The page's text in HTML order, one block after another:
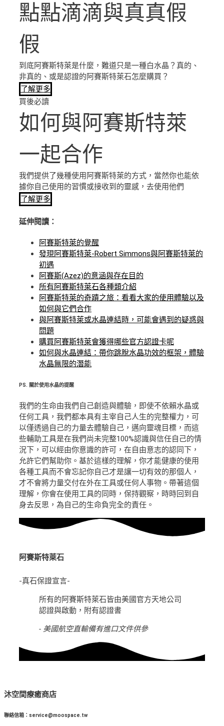
點點滴滴與真真假
假
到底阿賽斯特萊是什麼，難道只是一種白水晶？真的、
非真的、或是認證的阿賽斯特萊石怎麼購買？
了解更多
買後必讀
如何與阿賽斯特萊
一起合作
我們提供了幾種使用阿賽斯特萊的方式，當然你也能依
據你自己使用的習慣或接收到的靈感，去使用他們
了解更多
延伸閱讀：
阿賽斯特萊的覺醒
發現阿賽斯特萊-Robert Simmons與阿賽斯特萊的
初遇
阿賽斯(Azez)的意涵與存在目的
所有阿賽斯特萊石各種類介紹
阿賽斯特萊的奇蹟之旅：看看大家的使用體驗以及
如何與它們合作
與阿賽斯特萊或水晶連結時，可能會遇到的疑惑與
問題
購買阿賽斯特萊會獲得哪些官方認證卡呢
如何與水晶連結：帶你跳脫水晶功效的框架，體驗
水晶無限的潛能
PS. 關於使用水晶的提醒
我們的生命由我們自己創造與體驗，即使不依賴水晶或
任何工具，我們都本具有主宰自己人生的完整權力，可
以僅透過自己的力量去體驗自己，邁向靈魂目標，而這
些輔助工具是在我們尚未完整100%認識與信任自己的情
況下，可以經由你意識的許可，在自由意志的認同下，
允許它們幫助你。基於這樣的理解，你才能健康的使用
各種工具而不會忘記你自己才是讓一切有效的那個人，
才不會將力量交付在外在工具或任何人事物。帶著這個
理解，你會在使用工具的同時，保持觀察，時時回到自
身去反思，為自己的生命負完全的責任。
阿賽斯特萊石
-真石保證宣言-
所有的阿賽斯特萊石皆由美國官方天地公司
認證與啟動，附有認證書
- 美國航空直輸備有進口文件供參
沐空間療癒商店
聯絡信箱：service@moospace.tw